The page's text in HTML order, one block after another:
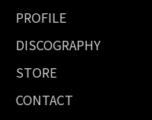
PROFILE
DISCOGRAPHY
STORE
CONTACT